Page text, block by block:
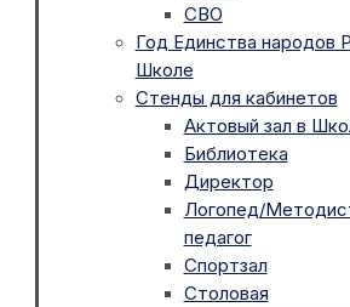
СВО
Год Единства народов
Школе
Стенды для кабинетов
Актовый зал в
Библиотека
Директор
Логопед/
педагог
Спортзал
Столовая